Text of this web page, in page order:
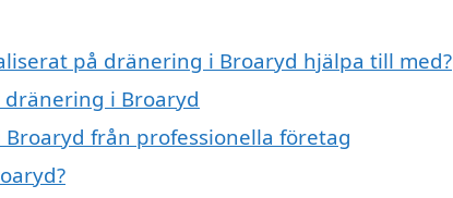
på dränering i Broaryd hjälpa till med?
i Broaryd
från professionella företag